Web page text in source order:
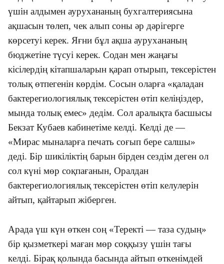
үшін алдымен аурухананың бухгалтериясына
ақшасын төлеп, чек алып соны әр дәрігерге
көрсетуі керек. Яғни бұл ақша аурухананың
бюджетіне түсуі керек. Содан мен жаңағы
кісілердің кітапшаларын қарап отырып, тексерістен
толық өтпегенін көрдім. Сосын оларға «қаладан
бактерегиологиялық тексерістен өтіп келіңіздер,
мында толық емес» дедім. Сол аралықта басшысы
Бекзат Кубаев кабинетіме келді. Келді де —
«Мирас мыналарға печать соғып бере салшы»
деді. Бір шикіліктің барын бірден сездім деген ол
сол күні мөр соқпағанын, Оралдан
бактерегиологиялық тексерістен өтіп келулерін
айтып, қайтарып жіберген.
Арада үш күн өткен соң «Теректі — таза судың»
бір қызметкері маған мөр соққызу үшін тағы
келді. Бірақ қолында басында айтып өткенімдей